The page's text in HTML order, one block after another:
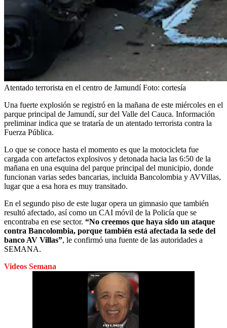
Atentado terrorista en el centro de JamundíFoto: cortesía
Una fuerte explosión se registró en la mañana de este miércoles en el
parque principal de Jamundí, sur del Valle del Cauca. Información
preliminar indica que se trataría de un atentado terrorista contra la
Fuerza Pública.
Lo que se conoce hasta el momento es que la motocicleta fue
cargada con artefactos explosivos y detonada hacia las 6:50 de la
mañana en una esquina del parque principal del municipio, donde
funcionan varias sedes bancarias, incluida Bancolombia y AVVillas,
lugar que a esa hora es muy transitado.
En el segundo piso de este lugar opera un gimnasio que también
resultó afectado, así como un CAI móvil de la Policía que se
encontraba en ese sector. “No creemos que haya sido un ataque
contra Bancolombia, porque también está afectada la sede del
banco AV Villas”, le confirmó una fuente de las autoridades a
SEMANA.
Videos Semana